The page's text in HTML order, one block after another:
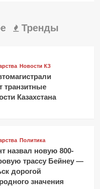
Тренды
Новости КЗ
транзитные
Казахстана
Политика
назвал новую 800-
трассу Бейнеу —
дорогой
значения